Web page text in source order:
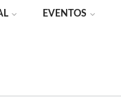
EVENTOS